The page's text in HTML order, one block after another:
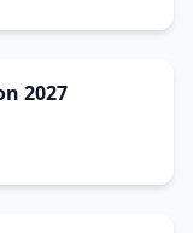
2027